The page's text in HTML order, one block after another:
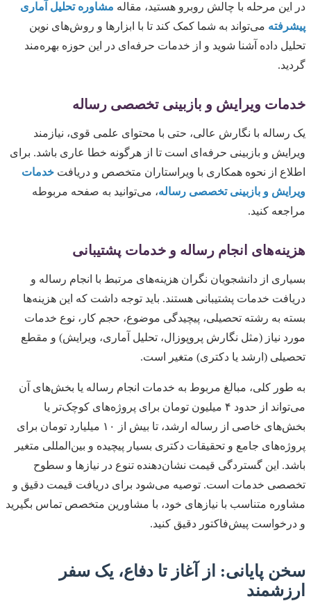
در این مرحله با چالش روبرو هستید، مقاله مشاوره تحلیل آماری
پیشرفته می‌تواند به شما کمک کند تا با ابزارها و روش‌های نوین
تحلیل داده آشنا شوید و از خدمات حرفه‌ای در این حوزه بهره‌مند
گردید.
خدمات ویرایش و بازبینی تخصصی رساله
یک رساله با نگارش عالی، حتی با محتوای علمی قوی، نیازمند
ویرایش و بازبینی حرفه‌ای است تا از هرگونه خطا عاری باشد. برای
اطلاع از نحوه همکاری با ویراستاران متخصص و دریافت خدمات
ویرایش و بازبینی تخصصی رساله، می‌توانید به صفحه مربوطه
مراجعه کنید.
هزینه‌های انجام رساله و خدمات پشتیبانی
بسیاری از دانشجویان نگران هزینه‌های مرتبط با انجام رساله و
دریافت خدمات پشتیبانی هستند. باید توجه داشت که این هزینه‌ها
بسته به رشته تحصیلی، پیچیدگی موضوع، حجم کار، نوع خدمات
مورد نیاز (مثل نگارش پروپوزال، تحلیل آماری، ویرایش) و مقطع
تحصیلی (ارشد یا دکتری) متغیر است.
به طور کلی، مبالغ مربوط به خدمات انجام رساله یا بخش‌های آن
می‌تواند از حدود ۴ میلیون تومان برای پروژه‌های کوچک‌تر یا
بخش‌های خاصی از رساله ارشد، تا بیش از ۱۰ میلیارد تومان برای
پروژه‌های جامع و تحقیقات دکتری بسیار پیچیده و بین‌المللی متغیر
باشد. این گستردگی قیمت نشان‌دهنده تنوع در نیازها و سطوح
تخصصی خدمات است. توصیه می‌شود برای دریافت قیمت دقیق و
مشاوره متناسب با نیازهای خود، با مشاورین متخصص تماس بگیرید
و درخواست پیش‌فاکتور دقیق کنید.
سخن پایانی: از آغاز تا دفاع، یک سفر
ارزشمند